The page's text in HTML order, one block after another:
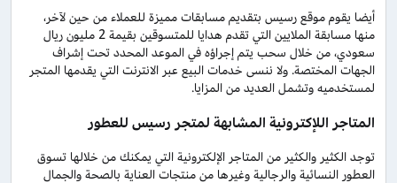
أيضا يقوم موقع رسيس بتقديم مسابقات مميزة للعملاء من حين لآخر،
منها مسابقة الملايين التي تقدم هدايا للمتسوقين بقيمة 2 مليون ريال
سعودي، من خلال سحب يتم إجراؤه في الموعد المحدد تحت إشراف
الجهات المختصة. ولا ننسى خدمات البيع عبر الانترنت التي يقدمها المتجر
لمستخدميه وتشمل العديد من المزايا.
المتاجر اللإكترونية المشابهة لمتجر رسيس للعطور
توجد الكثير والكثير من المتاجر الإلكترونية التي يمكنك من خلالها تسوق
العطور النسائية والرجالية وغيرها من منتجات العناية بالصحة والجمال